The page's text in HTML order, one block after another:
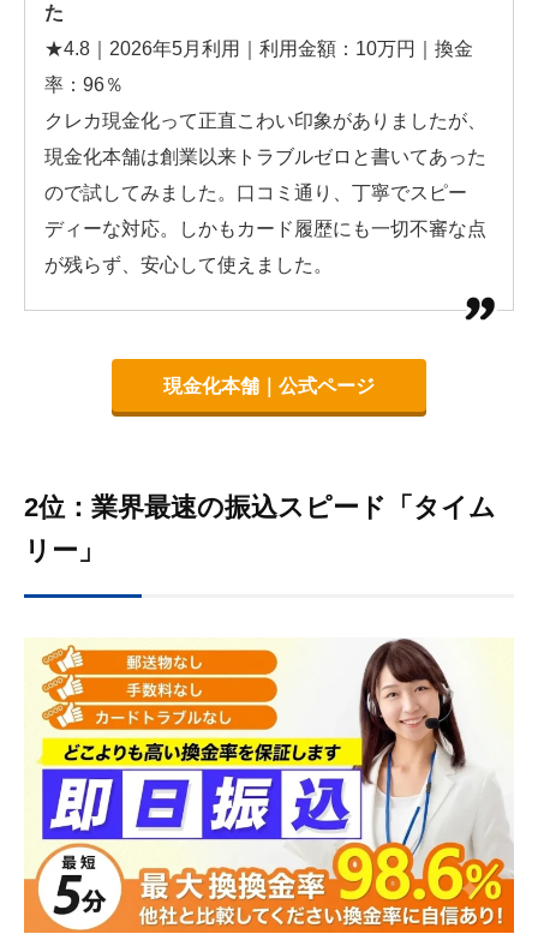
た
★4.8｜2026年5月利用｜利用金額：10万円｜換金
率：96％
クレカ現金化って正直こわい印象がありましたが、
現金化本舗は創業以来トラブルゼロと書いてあった
ので試してみました。口コミ通り、丁寧でスピー
ディーな対応。しかもカード履歴にも一切不審な点
が残らず、安心して使えました。
現金化本舗｜公式ページ
2位：業界最速の振込スピード「タイム
リー」